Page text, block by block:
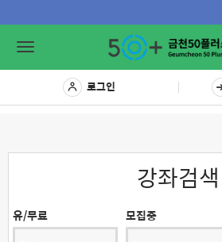
Toggle
로그인
강좌검색
유/무료 모집중